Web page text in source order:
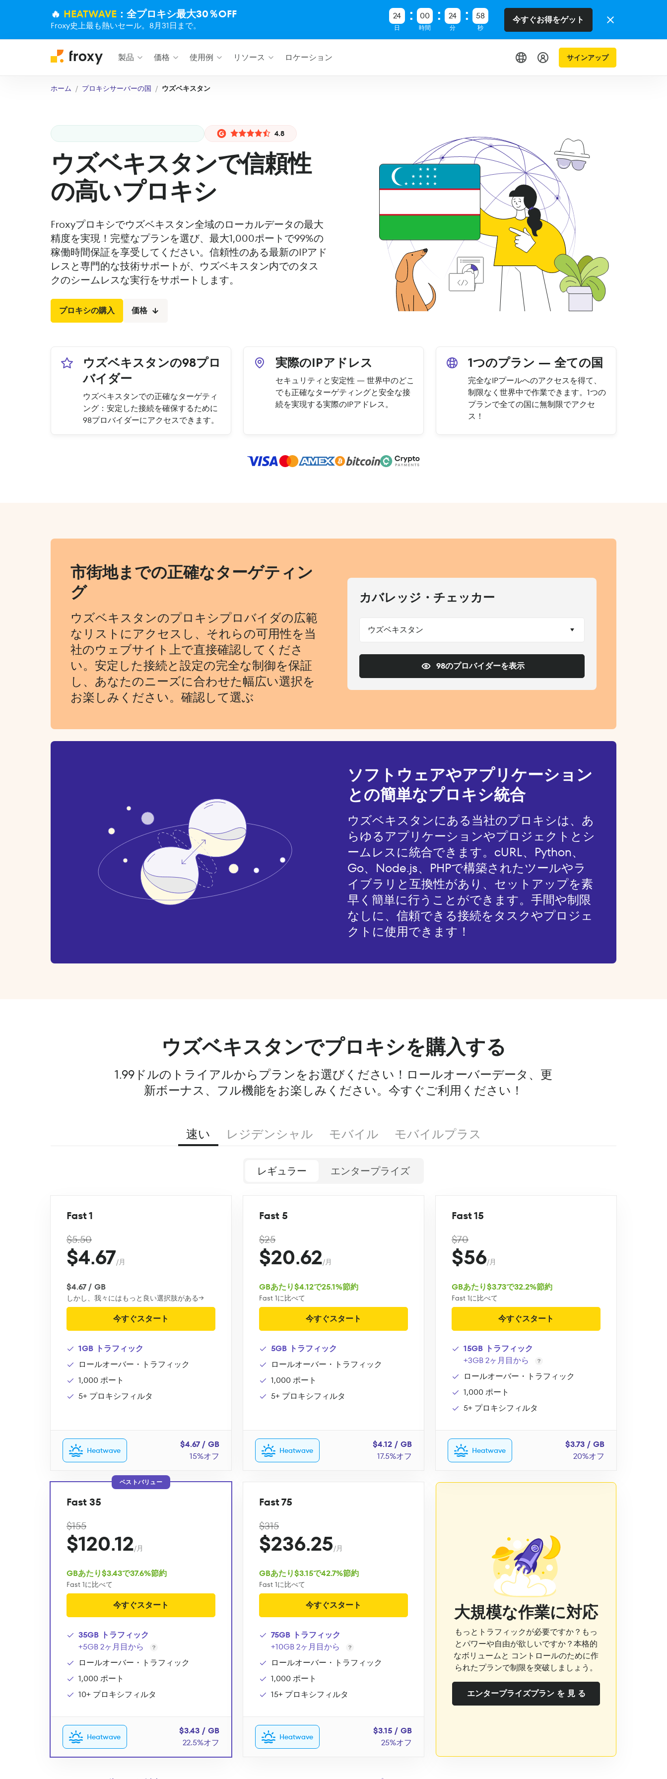
🔥 HEATWAVE ：全プロキシ最大30％OFF
Froxy史上最も熱いセール。8月31日まで。
24
日
00
時間
24
分
58
秒
今すぐお得をゲット
製品 価格 使用例 リソース ロケーション サインアップ
ホーム プロキシサーバーの国 ウズベキスタン
4.8
ウズベキスタンで信頼性
の高いプロキシ
Froxyプロキシでウズベキスタン全域のローカルデータの最大
精度を実現！完璧なプランを選び、最大1,000ポートで99%の
稼働時間保証を享受してください。信頼性のある最新のIPアド
レスと専門的な技術サポートが、ウズベキスタン内でのタス
クのシームレスな実行をサポートします。
プロキシの購入 価格
ウズベキスタンの98プロ
バイダー
ウズベキスタンでの正確なターゲティ
ング：安定した接続を確保するために
98プロバイダーにアクセスできます。
実際のIPアドレス
セキュリティと安定性 — 世界中のどこ
でも正確なターゲティングと安全な接
続を実現する実際のIPアドレス。
1つのプラン — 全ての国
完全なIPプールへのアクセスを得て、
制限なく世界中で作業できます。1つの
プランで全ての国に無制限でアクセ
ス！
市街地までの正確なターゲティン
グ
ウズベキスタンのプロキシプロバイダの広範
なリストにアクセスし、それらの可用性を当
社のウェブサイト上で直接確認してくださ
い。安定した接続と設定の完全な制御を保証
し、あなたのニーズに合わせた幅広い選択を
お楽しみください。確認して選ぶ
カバレッジ・チェッカー
ウズベキスタン
98のプロバイダーを表示
ソフトウェアやアプリケーション
との簡単なプロキシ統合
ウズベキスタンにある当社のプロキシは、あ
らゆるアプリケーションやプロジェクトとシ
ームレスに統合できます。cURL、Python、
Go、Node.js、PHPで構築されたツールやラ
イブラリと互換性があり、セットアップを素
早く簡単に行うことができます。手間や制限
なしに、信頼できる接続をタスクやプロジェ
クトに使用できます！
ウズベキスタンでプロキシを購入する
1.99ドルのトライアルからプランをお選びください！ロールオーバーデータ、更
新ボーナス、フル機能をお楽しみください。今すぐご利用ください！
速い レジデンシャル モバイル モバイルプラス
レギュラー エンタープライズ
Fast 1
$5.50
$4.67/月
$4.67 / GB
しかし、我々にはもっと良い選択肢がある→
今すぐスタート
1GB トラフィック
ロールオーバー・トラフィック
1,000 ポート
5+ プロキシフィルタ
Heatwave
$4.67 / GB
15%オフ
Fast 5
$25
$20.62/月
GBあたり$4.12で25.1%節約
Fast 1に比べて
今すぐスタート
5GB トラフィック
ロールオーバー・トラフィック
1,000 ポート
5+ プロキシフィルタ
Heatwave
$4.12 / GB
17.5%オフ
Fast 15
$70
$56/月
GBあたり$3.73で32.2%節約
Fast 1に比べて
今すぐスタート
15GB トラフィック
+3GB 2ヶ月目から
ロールオーバー・トラフィック
1,000 ポート
5+ プロキシフィルタ
Heatwave
$3.73 / GB
20%オフ
ベストバリュー
Fast 35
$155
$120.12/月
GBあたり$3.43で37.6%節約
Fast 1に比べて
今すぐスタート
35GB トラフィック
+5GB 2ヶ月目から
ロールオーバー・トラフィック
1,000 ポート
10+ プロキシフィルタ
Heatwave
$3.43 / GB
22.5%オフ
Fast 75
$315
$236.25/月
GBあたり$3.15で42.7%節約
Fast 1に比べて
今すぐスタート
75GB トラフィック
+10GB 2ヶ月目から
ロールオーバー・トラフィック
1,000 ポート
15+ プロキシフィルタ
Heatwave
$3.15 / GB
25%オフ
大規模な作業に対応
もっとトラフィックが必要ですか？もっ
とパワーや自由が欲しいですか？本格的
なボリュームと コントロールのために作
られたプランで制限を突破しましょう。
エンタープライズプラン を 見 る